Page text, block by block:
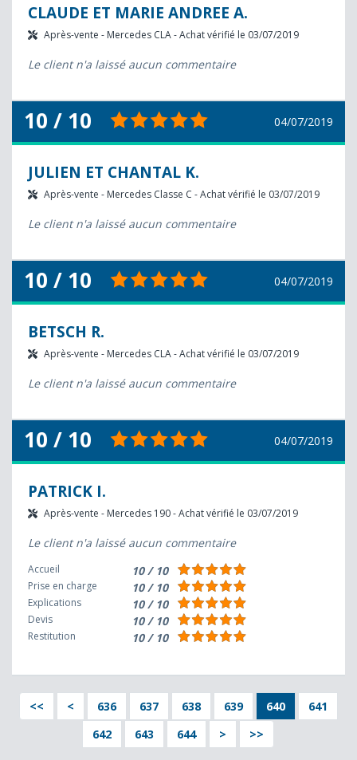
CLAUDE ET MARIE ANDREE A.
Après-vente - Mercedes CLA - Achat vérifié le 03/07/2019
Le client n'a laissé aucun commentaire
10 / 10 04/07/2019
JULIEN ET CHANTAL K.
Après-vente - Mercedes Classe C - Achat vérifié le 03/07/2019
Le client n'a laissé aucun commentaire
10 / 10 04/07/2019
BETSCH R.
Après-vente - Mercedes CLA - Achat vérifié le 03/07/2019
Le client n'a laissé aucun commentaire
10 / 10 04/07/2019
PATRICK I.
Après-vente - Mercedes 190 - Achat vérifié le 03/07/2019
Le client n'a laissé aucun commentaire
Accueil 10 / 10
Prise en charge 10 / 10
Explications 10 / 10
Devis 10 / 10
Restitution 10 / 10
<< < 636 637 638 639 640
641
642
643 644 > >>